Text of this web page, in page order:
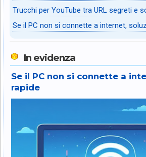
Trucchi per YouTube tra URL segreti e
Se il PC non si connette a internet,
In evidenza
Se il PC non si connette a
rapide